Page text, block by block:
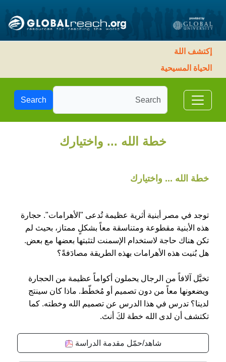
إكتشف اللة
الحياة المسيحية
Search
خطة الله ... واختيارك
خطة الله ... واختيارك
توجد في مصر أبنية أثرية عظيمة تُدعى "الأهرامات". حجارة
هذه الأبنية مقطوعة ومتناسقة معاً بشكلٍ ممتاز، بحيث لم
تكن هناك حاجة لاستخدام الإسمنت لتثبتها بعضها مع بعض.
هل بُنيت هذه الأهرامات بهذه الطريقة مصادَفةً؟
تخيَّل آلافاً من الرجال يحملون أكواماً عظيمة من الحجارة
ويضعونها معاً من دون تصميم أو مُخطّط. ماذا كان سينتج
لدينا؟ تدرس في هذا الدرس عن تصميم الله وخطته. كما
تكتشف أن لدى الله خطة لكَ أنتَ.
شاهد/حمّل مقدمة الدراسة